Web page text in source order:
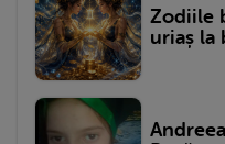
Zodiile
uriaș la